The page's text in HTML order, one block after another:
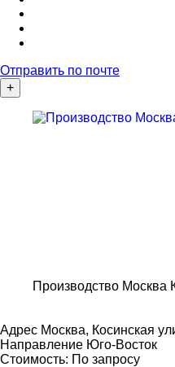
Отправить по почте
+
Производство Москва
Адрес Москва, Косинская
Направление Юго-Восток
Стоимость: По запросу